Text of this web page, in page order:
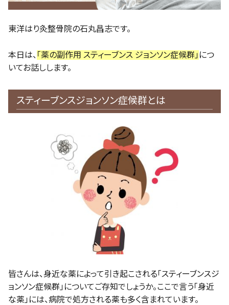
東洋はり灸整骨院の石丸昌志です。
本日は、 「薬の副作用 スティーブンス ジョンソン症候群」 につ
いてお話しします。
スティーブンスジョンソン症候群とは
皆さんは、身近な薬によって引き起こされる「スティーブンスジ
ョンソン症候群」についてご存知でしょうか。ここで言う「身近
な薬」には、病院で処方される薬も多く含まれています。